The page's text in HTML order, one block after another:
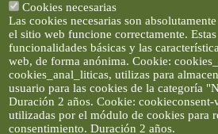
Cookies necesarias
Las cookies necesarias son
el sitio web funcione correctamente.
funcionalidades básicas y las
web, de forma anónima. Cookie:
cookies_anal_liticas, utilizas para
usuario para las cookies de la categoría
Duración 2 años. Cookie:
utilizadas por el módulo de cookies para
consentimiento. Duración 2 años.